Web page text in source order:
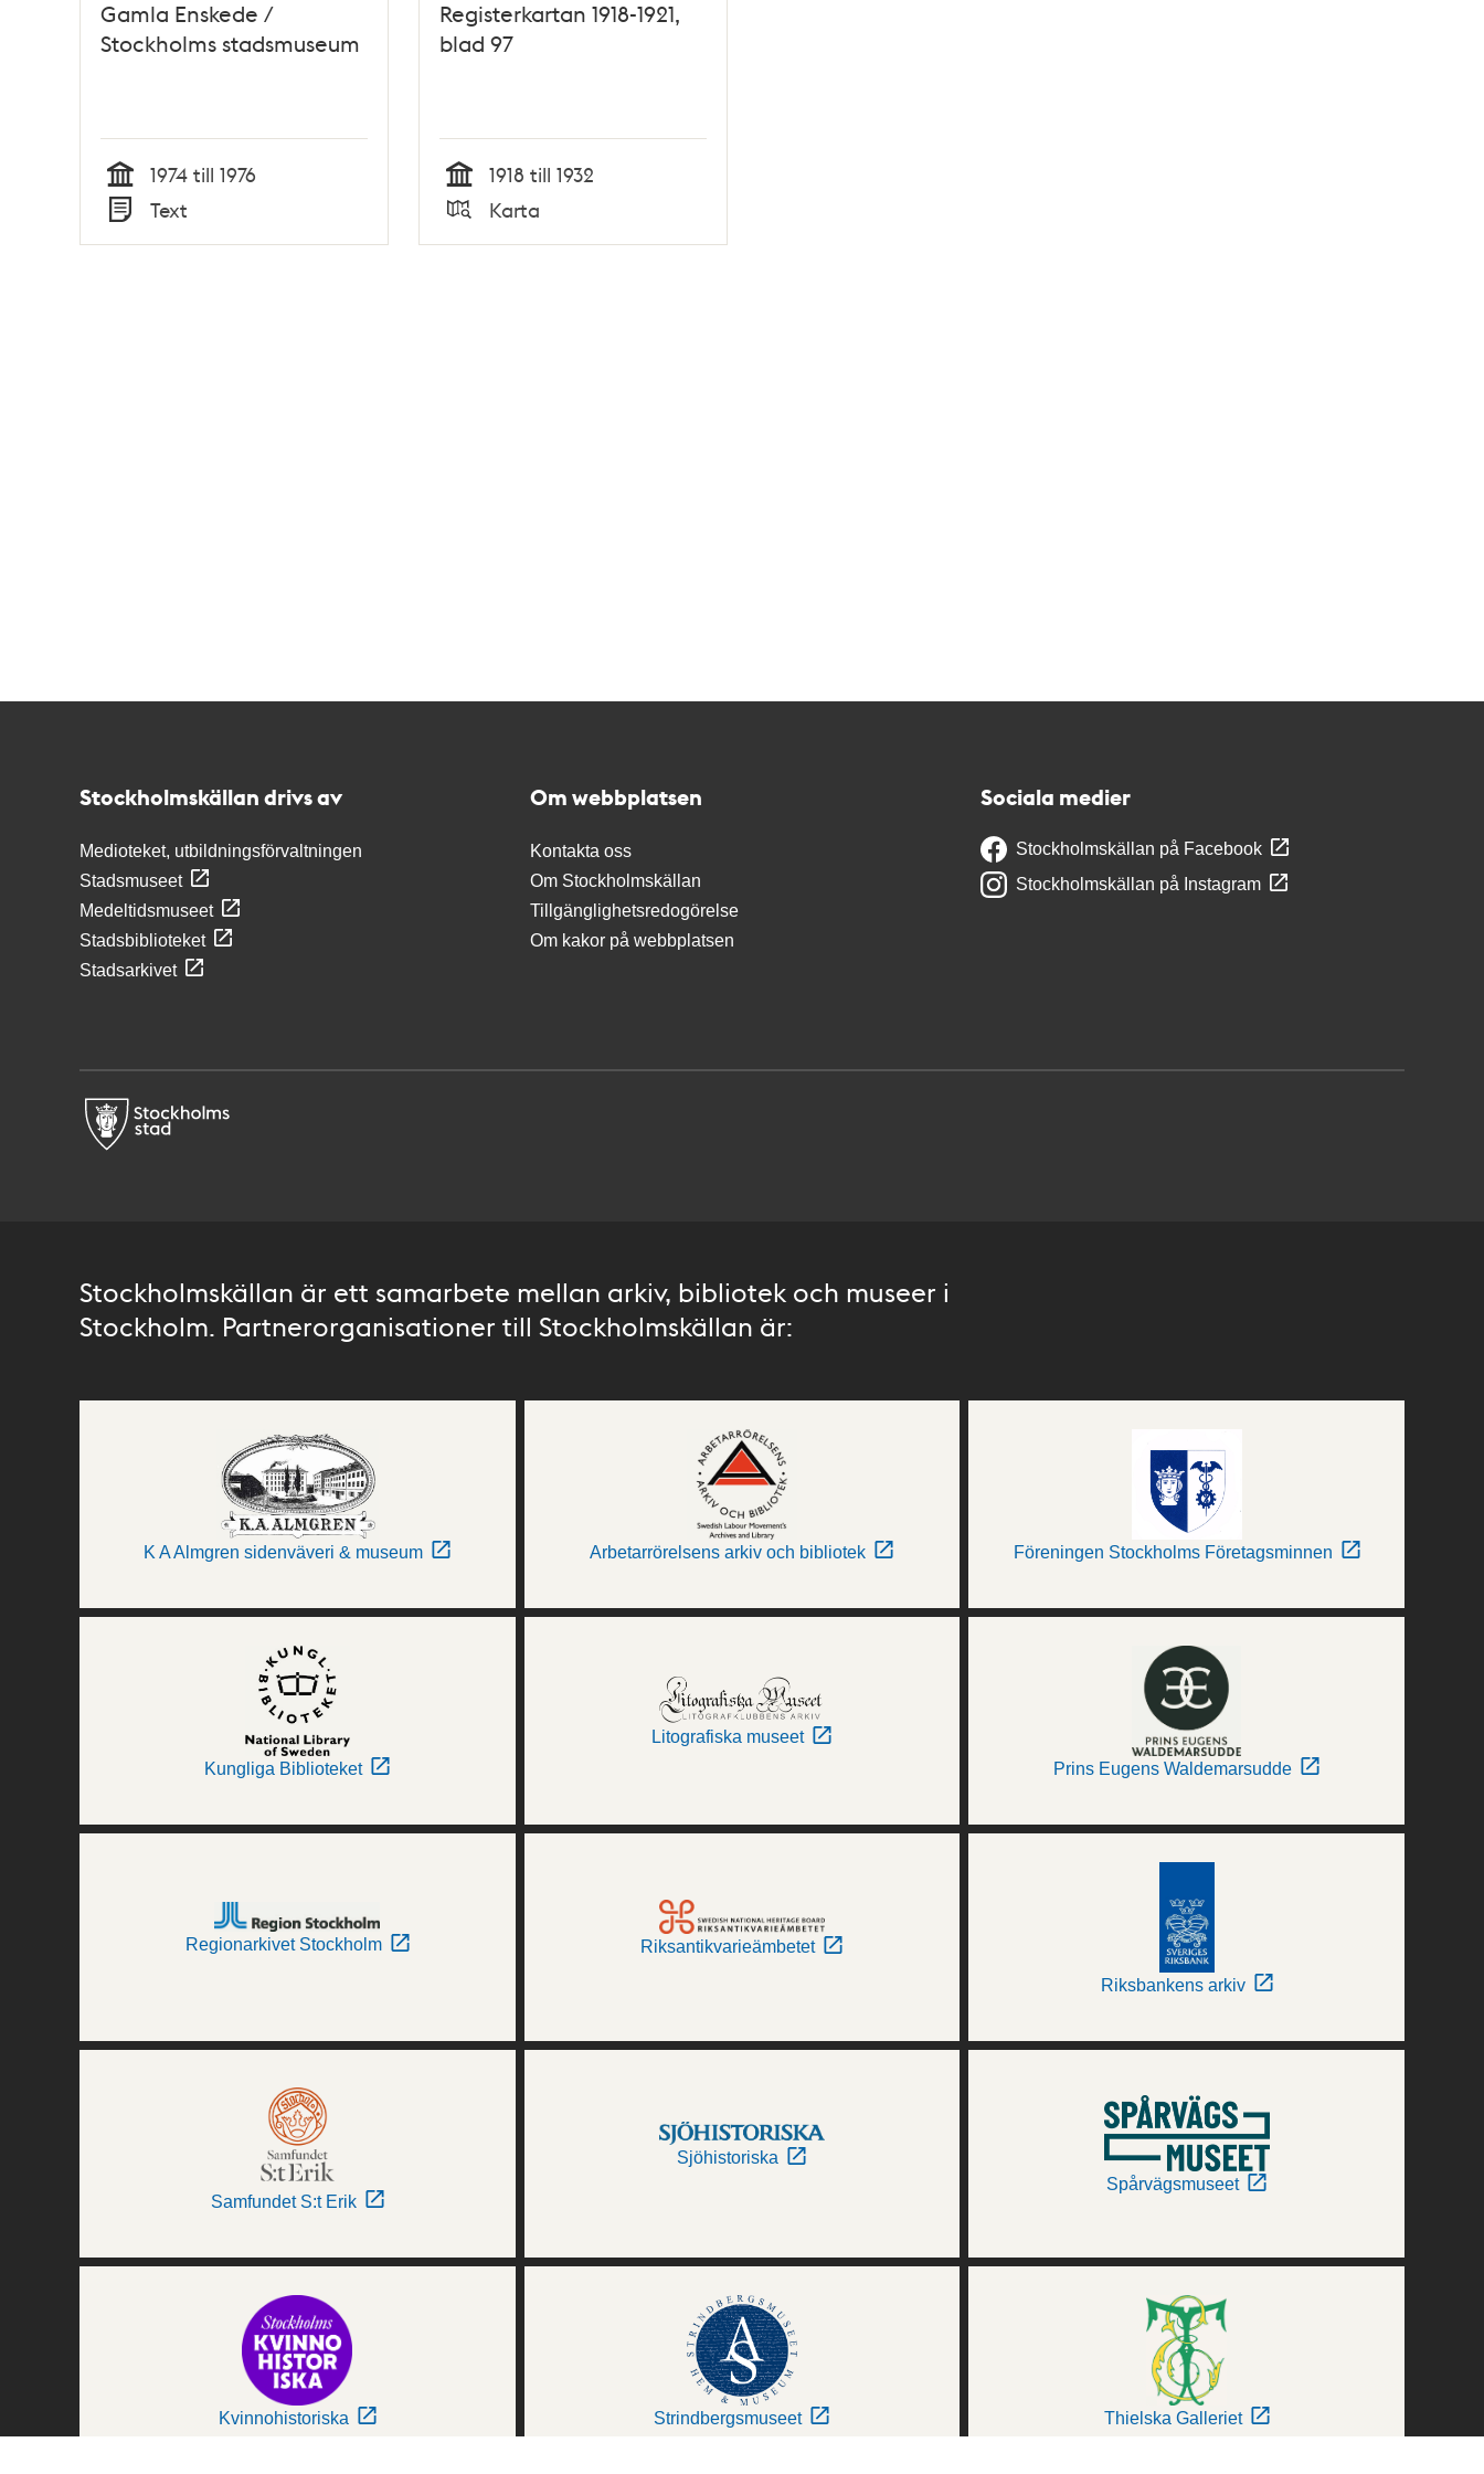
Gamla Enskede /
Stockholms stadsmuseum
Tid
1974 till 1976
Typ
Text
Registerkartan 1918-1921,
blad 97
Tid
1918 till 1932
Typ
Karta
Stockholmskällan drivs av
Medioteket, utbildningsförvaltningen
Stadsmuseet
Medeltidsmuseet
Stadsbiblioteket
Stadsarkivet
Om webbplatsen
Kontakta oss
Om Stockholmskällan
Tillgänglighetsredogörelse
Om kakor på webbplatsen
Sociala medier
Stockholmskällan på Facebook
Stockholmskällan på Instagram
Stockholmskällan är ett samarbete mellan arkiv, bibliotek och museer i
Stockholm. Partnerorganisationer till Stockholmskällan är:
K A Almgren sidenväveri & museum Arbetarrörelsens arkiv och bibliotek Föreningen Stockholms Företagsminnen
Kungliga Biblioteket
Litografiska museet
Prins Eugens Waldemarsudde
Regionarkivet Stockholm Riksantikvarieämbetet
Riksbankens arkiv
Samfundet S:t Erik
Sjöhistoriska
Spårvägsmuseet
Kvinnohistoriska Strindbergsmuseet Thielska Galleriet